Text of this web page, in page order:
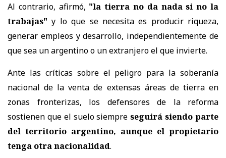
Al contrario, afirmó, "la tierra no da nada si no la
trabajas" y lo que se necesita es producir riqueza,
generar empleos y desarrollo, independientemente de
que sea un argentino o un extranjero el que invierte.
Ante las críticas sobre el peligro para la soberanía
nacional de la venta de extensas áreas de tierra en
zonas fronterizas, los defensores de la reforma
sostienen que el suelo siempreseguirá siendo parte
del territorio argentino, aunque el propietario
tenga otra nacionalidad.